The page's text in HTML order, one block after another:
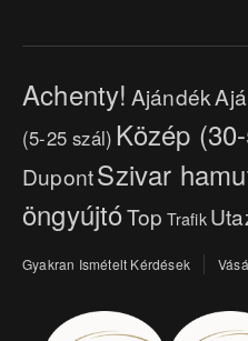
Achenty! Ajándék
(5-25 szál) Közép
DupontSzivar
öngyújtóTop Trafik
Gyakran Ismételt Kérdések